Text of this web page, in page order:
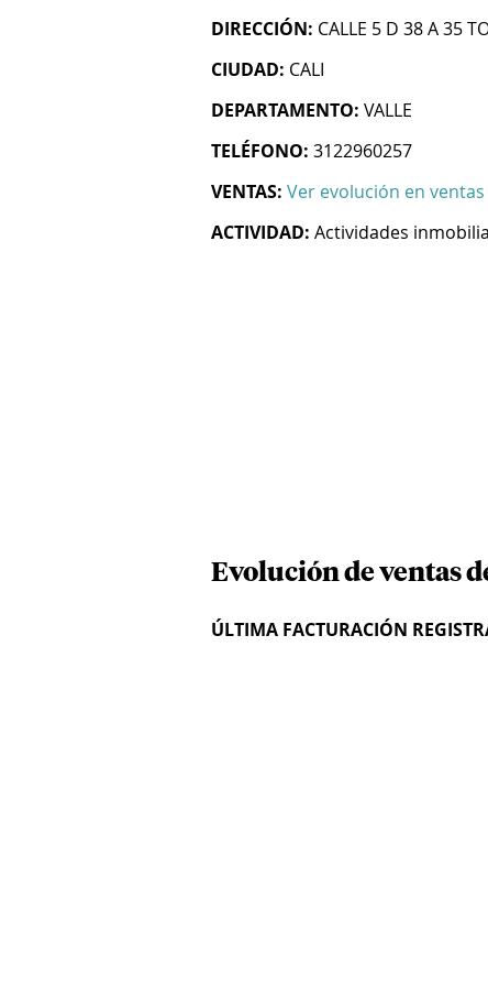
DIRECCIÓN: CALLE 5 D 38 A 35
CIUDAD: CALI
DEPARTAMENTO: VALLE
TELÉFONO: 3122960257
VENTAS: Ver evolución en ventas
ACTIVIDAD: Actividades
Evolución de ventas
ÚLTIMA FACTURACIÓN